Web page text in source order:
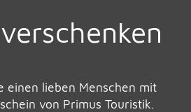
einen lieben Menschen mit
von Primus Touristik.